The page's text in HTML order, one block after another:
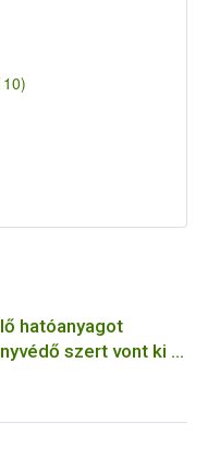
hatóanyagot
szert vont ki a